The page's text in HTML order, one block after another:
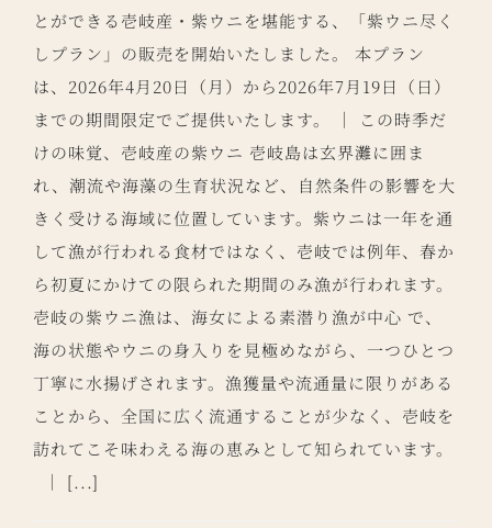
とができる壱岐産・紫ウニを堪能する、「紫ウニ尽く
しプラン」の販売を開始いたしました。 本プラン
は、2026年4月20日（月）から2026年7月19日（日）
までの期間限定でご提供いたします。 ｜ この時季だ
けの味覚、壱岐産の紫ウニ 壱岐島は玄界灘に囲ま
れ、潮流や海藻の生育状況など、自然条件の影響を大
きく受ける海域に位置しています。紫ウニは一年を通
して漁が行われる食材ではなく、壱岐では例年、春か
ら初夏にかけての限られた期間のみ漁が行われます。
壱岐の紫ウニ漁は、海女による素潜り漁が中心 で、
海の状態やウニの身入りを見極めながら、一つひとつ
丁寧に水揚げされます。漁獲量や流通量に限りがある
ことから、全国に広く流通することが少なく、壱岐を
訪れてこそ味わえる海の恵みとして知られています。
｜ [...]